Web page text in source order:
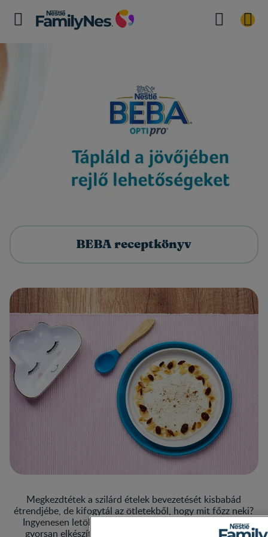
BEBA receptkönyv
Megkezdtétek a szilárd ételek bevezetését kisbabád
étrendjébe, de kifogytál az ötletekből, hogy mit főzz neki?
Ingyenesen letölthető receptfüzetünkben könnyen és
gyorsan elkészíthető finomságokat mutatunk neked,